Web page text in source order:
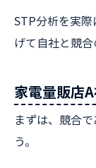
STP分析を実
げて自社と競合
家電量販店A
まずは、競合
う。